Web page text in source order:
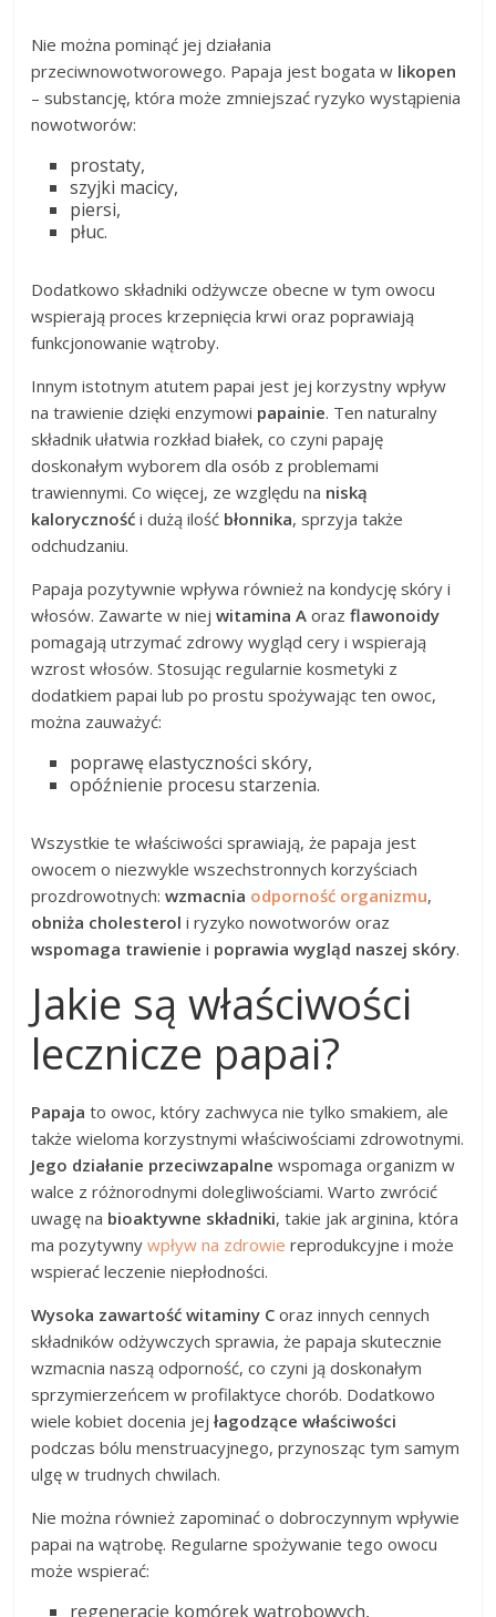
Nie można pominąć jej działania
przeciwnowotworowego. Papaja jest bogata w likopen
– substancję, która może zmniejszać ryzyko wystąpienia
nowotworów:
prostaty,
szyjki macicy,
piersi,
płuc.
Dodatkowo składniki odżywcze obecne w tym owocu
wspierają proces krzepnięcia krwi oraz poprawiają
funkcjonowanie wątroby.
Innym istotnym atutem papai jest jej korzystny wpływ
na trawienie dzięki enzymowi papainie. Ten naturalny
składnik ułatwia rozkład białek, co czyni papaję
doskonałym wyborem dla osób z problemami
trawiennymi. Co więcej, ze względu na niską
kaloryczność i dużą ilość błonnika, sprzyja także
odchudzaniu.
Papaja pozytywnie wpływa również na kondycję skóry i
włosów. Zawarte w niejwitamina A orazflawonoidy
pomagają utrzymać zdrowy wygląd cery i wspierają
wzrost włosów. Stosując regularnie kosmetyki z
dodatkiem papai lub po prostu spożywając ten owoc,
można zauważyć:
poprawę elastyczności skóry,
opóźnienie procesu starzenia.
Wszystkie te właściwości sprawiają, że papaja jest
owocem o niezwykle wszechstronnych korzyściach
prozdrowotnych:wzmacnia odporność organizmu,
obniża cholesterol i ryzyko nowotworów oraz
wspomaga trawienie i poprawia wygląd naszej skóry.
Jakie są właściwości
lecznicze papai?
Papaja to owoc, który zachwyca nie tylko smakiem, ale
także wieloma korzystnymi właściwościami zdrowotnymi.
Jego działanie przeciwzapalne wspomaga organizm w
walce z różnorodnymi dolegliwościami. Warto zwrócić
uwagę na bioaktywne składniki, takie jak arginina, która
ma pozytywnywpływ na zdrowie reprodukcyjne i może
wspierać leczenie niepłodności.
Wysoka zawartość witaminy C oraz innych cennych
składników odżywczych sprawia, że papaja skutecznie
wzmacnia naszą odporność, co czyni ją doskonałym
sprzymierzeńcem w profilaktyce chorób. Dodatkowo
wiele kobiet docenia jejłagodzące właściwości
podczas bólu menstruacyjnego, przynosząc tym samym
ulgę w trudnych chwilach.
Nie można również zapominać o dobroczynnym wpływie
papai na wątrobę. Regularne spożywanie tego owocu
może wspierać:
regenerację komórek wątrobowych,